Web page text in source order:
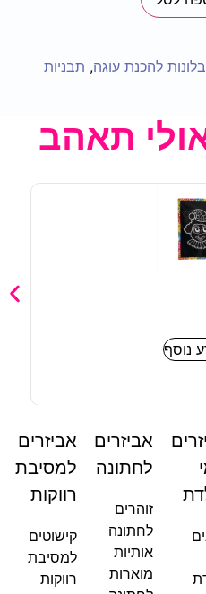
להכנת עוגה, תבניות
תאהב
נוסף
אביזרים
לחתונה
זוהרים
לחתונה
אותיות
מוארות
אביזרים
למסיבת
רווקות
קישוטים
למסיבת
רווקות